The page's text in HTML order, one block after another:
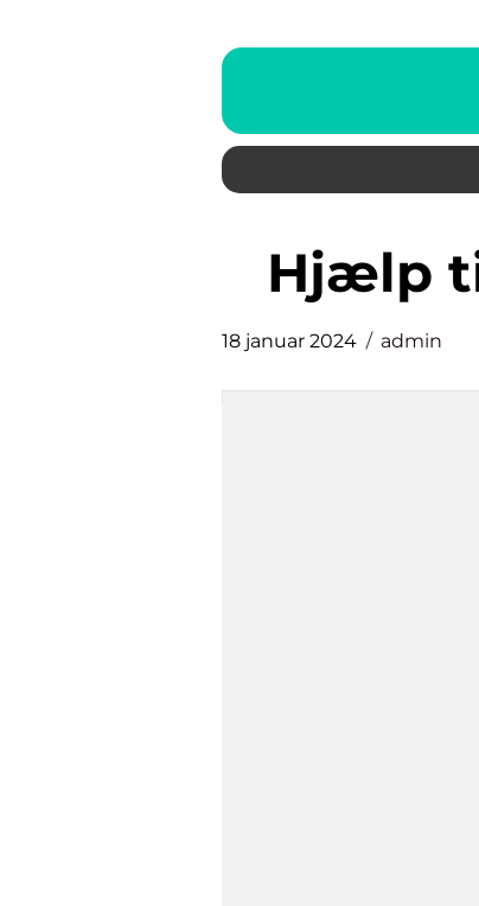
hjælp
18 januar 2024 admin